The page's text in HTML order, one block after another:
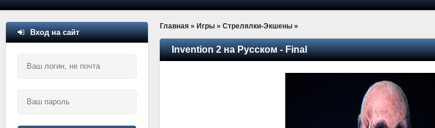
Главная » Игры » Стрелялки-Экшены »
Invention 2 на Русском - Final
Вход на сайт